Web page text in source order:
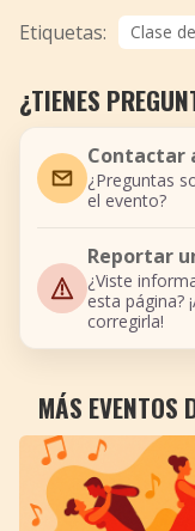
Etiquetas: Clase
¿TIENES
Contactar
¿Preguntas
el evento?
Reportar
¿Viste
esta página?
corregirla!
MÁS EVENTOS